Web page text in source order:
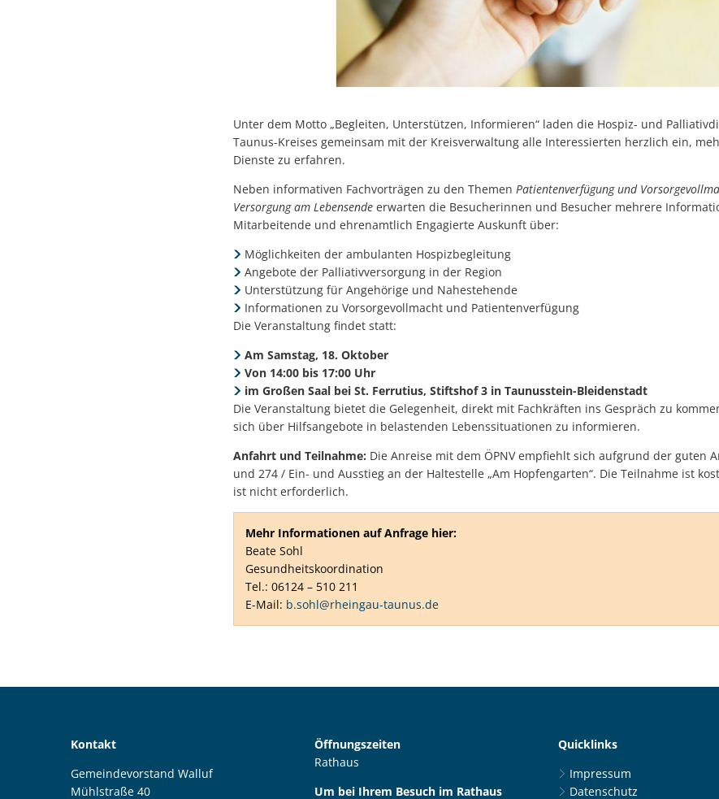
Unter dem Motto „Begleiten, Unterstützen, Informieren“ laden die Hospiz- und
Taunus-Kreises gemeinsam mit der Kreisverwaltung alle Interessierten herzlich ein,
Dienste zu erfahren.
Neben informativen Fachvorträgen zu den Themen Patientenverfügung und
Versorgung am Lebensende erwarten die Besucherinnen und Besucher mehrere
Mitarbeitende und ehrenamtlich Engagierte Auskunft über:
Möglichkeiten der ambulanten Hospizbegleitung
Angebote der Palliativversorgung in der Region
Unterstützung für Angehörige und Nahestehende
Informationen zu Vorsorgevollmacht und Patientenverfügung
Die Veranstaltung findet statt:
Am Samstag, 18. Oktober
Von 14:00 bis 17:00 Uhr
im Großen Saal bei St. Ferrutius, Stiftshof 3 in Taunusstein-Bleidenstadt
Die Veranstaltung bietet die Gelegenheit, direkt mit Fachkräften ins Gespräch zu
sich über Hilfsangebote in belastenden Lebenssituationen zu informieren.
Anfahrt und Teilnahme: Die Anreise mit dem ÖPNV empfiehlt sich aufgrund der guten
und 274 / Ein- und Ausstieg an der Haltestelle „Am Hopfengarten“. Die Teilnahme ist
ist nicht erforderlich.
Mehr Informationen auf Anfrage hier:
Beate Sohl
Gesundheitskoordination
Tel.: 06124 – 510 211
E-Mail: b.sohl@rheingau-taunus.de
Kontakt
Gemeindevorstand Walluf
Mühlstraße 40
Öffnungszeiten
Rathaus
Um bei Ihrem Besuch im Rathaus
Quicklinks
Impressum
Datenschutz